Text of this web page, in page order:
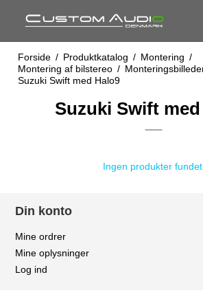
Forside / Produktkatalog / Montering /
Montering af bilstereo /
Suzuki Swift med Halo9
Suzuki Swift
Ingen produkter fundet.
Din konto
Mine ordrer
Mine oplysninger
Log ind